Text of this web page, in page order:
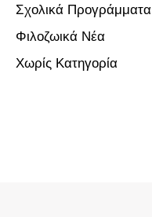
Σχολικά Προγράμματα
Φιλοζωικά Νέα
Χωρίς Κατηγορία